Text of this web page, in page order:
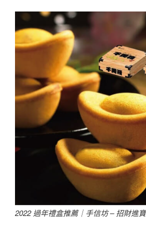
2022 過年禮盒推薦｜手信坊 – 招財進